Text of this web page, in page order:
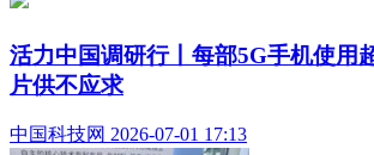
活力中国调研行丨每部5G手机使用
片供不应求
中国科技网 2026-07-01 17:13